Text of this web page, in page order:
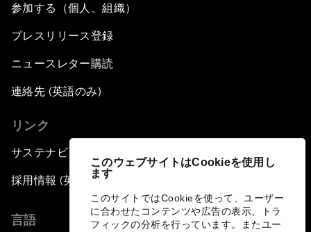
このウェブサイトはCookieを使用し
ます
このサイトではCookieを使って、ユーザー
に合わせたコンテンツや広告の表示、トラ
フィックの分析を行っています。またユー
参加する（個人、組織）
プレスリリース登録
ニュースレター購読
連絡先 (英語のみ)
リンク
サステナビリティへの取り組み
採用情報 (英語のみ)
言語